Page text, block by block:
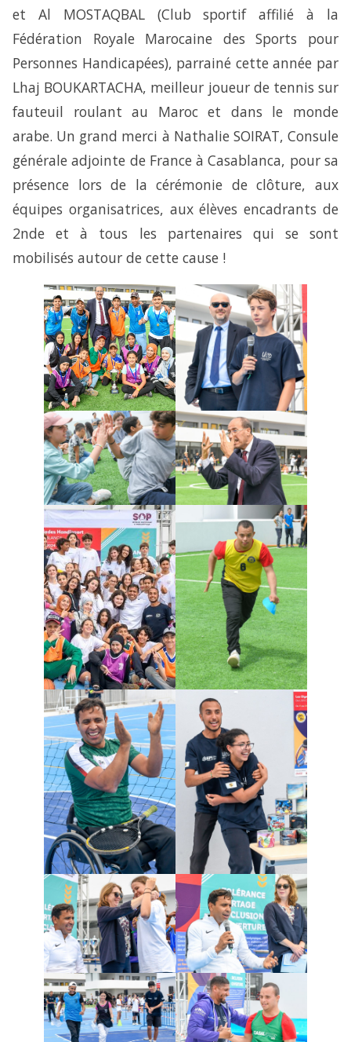
et Al MOSTAQBAL (Club sportif affilié à la
Fédération Royale Marocaine des Sports pour
Personnes Handicapées), parrainé cette année par
Lhaj BOUKARTACHA, meilleur joueur de tennis sur
fauteuil roulant au Maroc et dans le monde
arabe. Un grand merci à Nathalie SOIRAT, Consule
générale adjointe de France à Casablanca, pour sa
présence lors de la cérémonie de clôture, aux
équipes organisatrices, aux élèves encadrants de
2nde et à tous les partenaires qui se sont
mobilisés autour de cette cause !